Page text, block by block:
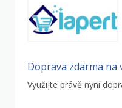
Doprava zdarma na
Využijte právě nyní